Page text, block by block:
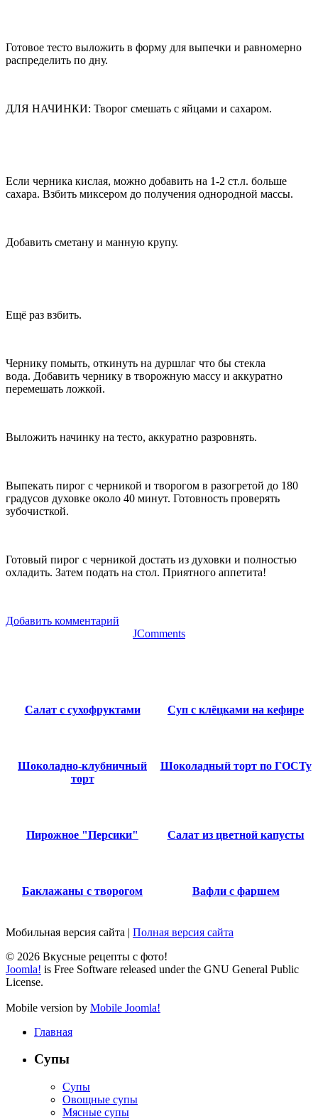
Готовое тесто выложить в форму для выпечки и равномерно
распределить по дну.
ДЛЯ НАЧИНКИ: Творог смешать с яйцами и сахаром.
Если черника кислая, можно добавить на 1-2 ст.л. больше
сахара. Взбить миксером до получения однородной массы.
Добавить сметану и манную крупу.
Ещё раз взбить.
Чернику помыть, откинуть на дуршлаг что бы стекла
вода. Добавить чернику в творожную массу и аккуратно
перемешать ложкой.
Выложить начинку на тесто, аккуратно разровнять.
Выпекать пирог с черникой и творогом в разогретой до 180
градусов духовке около 40 минут. Готовность проверять
зубочисткой.
Готовый пирог с черникой достать из духовки и полностью
охладить. Затем подать на стол. Приятного аппетита!
Добавить комментарий
JComments
Салат с сухофруктами Суп с клёцками на кефире
Шоколадно-клубничный
торт
Шоколадный торт по ГОСТу
Пирожное "Персики" Салат из цветной капусты
Баклажаны с творогом Вафли с фаршем
Мобильная версия сайта | Полная версия сайта
© 2026 Вкусные рецепты с фото!
Joomla! is Free Software released under the GNU General Public
License.
Mobile version by Mobile Joomla!
Главная
Супы
Супы
Овощные супы
Мясные супы